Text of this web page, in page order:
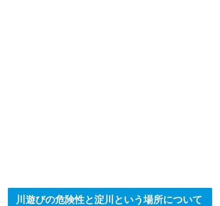
川遊びの危険性と淀川という場所について